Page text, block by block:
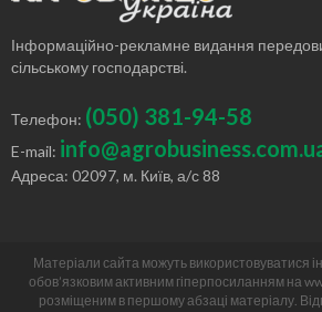
Інформаційно-рекламне видання
сільському господарстві.
Телефон: (050) 381-94-58
E-mail:
Адреса: 02097, м. Київ, а/с 88
Матеріали сайта можуть використовуватися
обов’язковим активним гіперпосиланням на
розміщеним в першому абзаці матеріалу.